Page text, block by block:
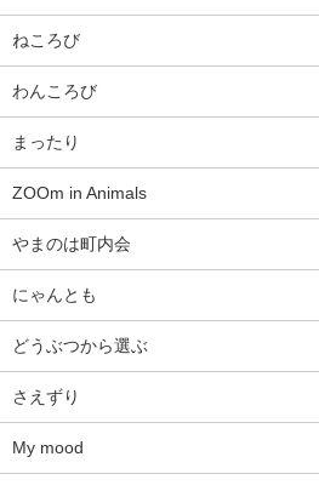
ねころび
わんころび
まったり
ZOOm in Animals
やまのは町内会
にゃんとも
どうぶつから選ぶ
さえずり
My mood